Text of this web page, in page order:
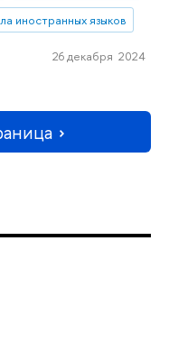
иностранных языков
26 декабря 2024